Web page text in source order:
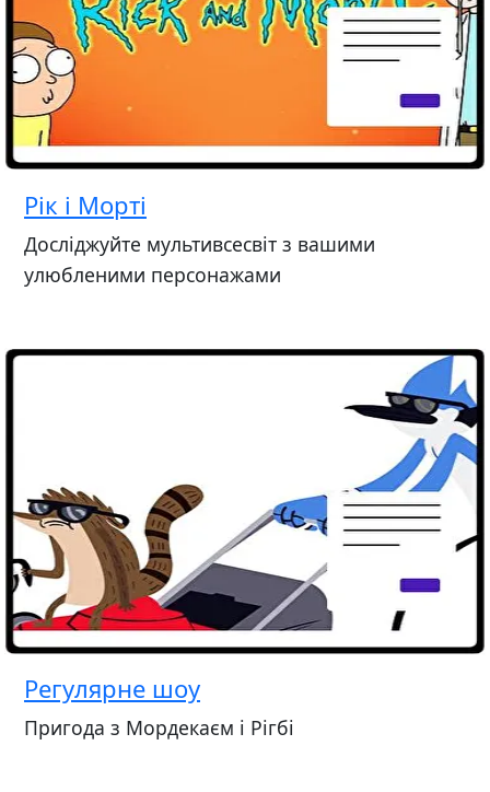
Рік і Морті
Досліджуйте мультивсесвіт з вашими
улюбленими персонажами
Регулярне шоу
Пригода з Мордекаєм і Рігбі